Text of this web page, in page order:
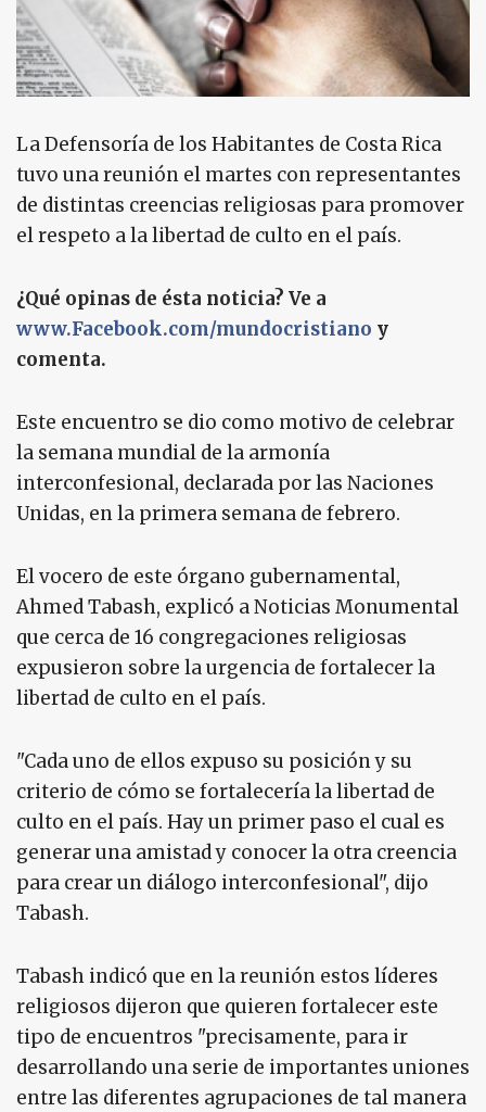
La Defensoría de los Habitantes de Costa Rica
tuvo una reunión el martes con representantes
de distintas creencias religiosas para promover
el respeto a la libertad de culto en el país.
¿Qué opinas de ésta noticia? Ve a
www.Facebook.com/mundocristiano y
comenta.
Este encuentro se dio como motivo de celebrar
la semana mundial de la armonía
interconfesional, declarada por las Naciones
Unidas, en la primera semana de febrero.
El vocero de este órgano gubernamental,
Ahmed Tabash, explicó a Noticias Monumental
que cerca de 16 congregaciones religiosas
expusieron sobre la urgencia de fortalecer la
libertad de culto en el país.
"Cada uno de ellos expuso su posición y su
criterio de cómo se fortalecería la libertad de
culto en el país. Hay un primer paso el cual es
generar una amistad y conocer la otra creencia
para crear un diálogo interconfesional", dijo
Tabash.
Tabash indicó que en la reunión estos líderes
religiosos dijeron que quieren fortalecer este
tipo de encuentros "precisamente, para ir
desarrollando una serie de importantes uniones
entre las diferentes agrupaciones de tal manera